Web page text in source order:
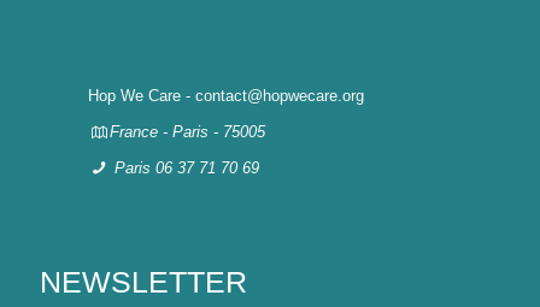
Hop We Care - contact@hopwecare.org
France - Paris - 75005
Paris 06 37 71 70 69
NEWSLETTER